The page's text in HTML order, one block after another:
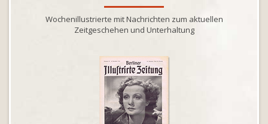
Wochenillustrierte mit Nachrichten zum aktuellen
Zeitgeschehen und Unterhaltung